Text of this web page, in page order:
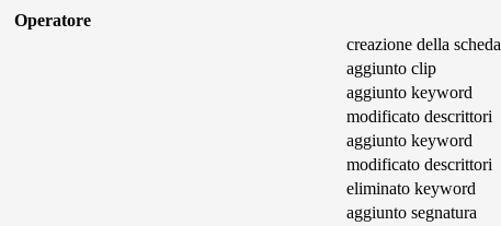
Operatore
creazione della scheda
aggiunto clip
aggiunto keyword
modificato descrittori
aggiunto keyword
modificato descrittori
eliminato keyword
aggiunto segnatura